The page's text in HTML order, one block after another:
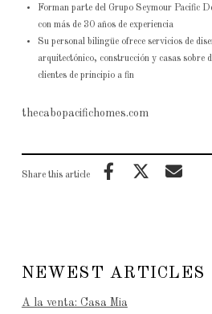
Forman parte del Grupo Seymour Pacific
con más de 30 años de experiencia
Su personal bilingüe ofrece servicios de
arquitectónico, construcción y casas sobre
clientes de principio a fin
thecabopacifichomes.com
Share this article
NEWEST ARTICLES
A la venta: Casa Mia